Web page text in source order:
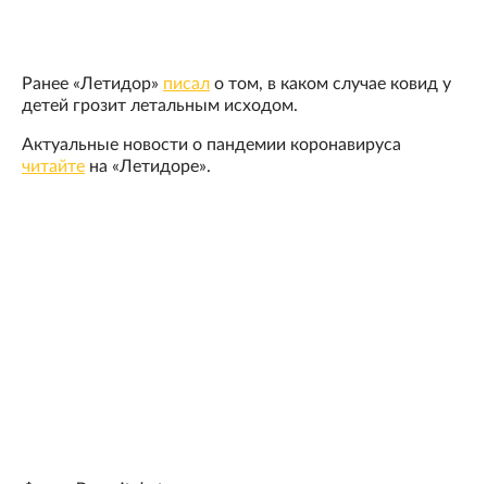
Ранее «Летидор» писал о том, в каком случае ковид у
детей грозит летальным исходом.
Актуальные новости о пандемии коронавируса
читайте на «Летидоре».